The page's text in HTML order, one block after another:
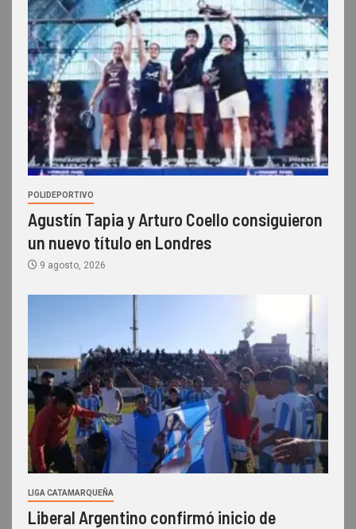
POLIDEPORTIVO
Agustín Tapia y Arturo Coello consiguieron
un nuevo título en Londres
9 agosto, 2026
LIGA CATAMARQUEÑA
Liberal Argentino confirmó inicio de